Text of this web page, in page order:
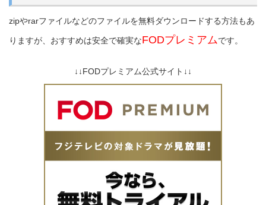
zipやrarファイルなどのファイルを無料ダウンロードする方法もあ
りますが、おすすめは安全で確実なFODプレミアムです。
↓↓FODプレミアム公式サイト↓↓